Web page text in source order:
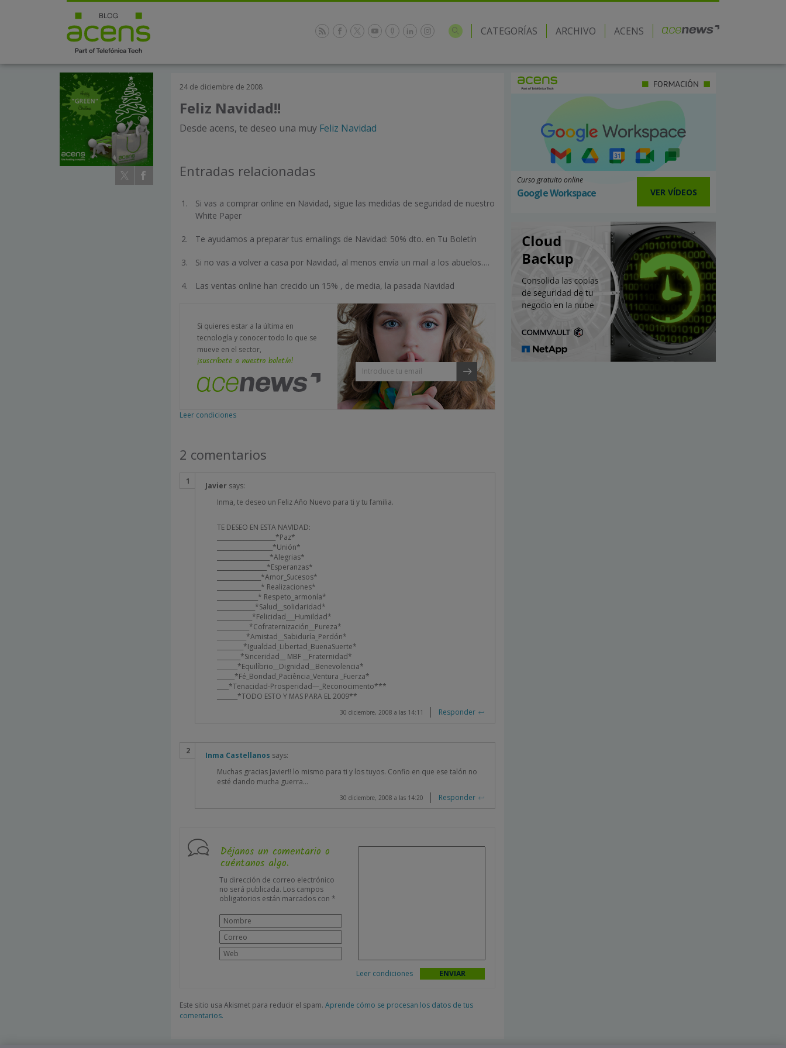
CATEGORÍAS ARCHIVO ACENS
24 de diciembre de 2008
Feliz Navidad!!
Desde acens, te deseo una muy Feliz Navidad
Entradas relacionadas
Si vas a comprar online en Navidad, sigue las medidas de seguridad de nuestro
White Paper
Te ayudamos a preparar tus emailings de Navidad: 50% dto. en Tu Boletín
Si no vas a volver a casa por Navidad, al menos envía un mail a los abuelos….
Las ventas online han crecido un 15% , de media, la pasada Navidad
Si quieres estar a la última en
tecnología y conocer todo lo que se
mueve en el sector,
¡suscríbete a nuestro boletín!
Leer condiciones
2 comentarios
Javier says:
30 diciembre, 2008 a las 14:11
Inma, te deseo un Feliz Año Nuevo para ti y tu familia.
TE DESEO EN ESTA NAVIDAD:
____________________*Paz*
___________________*Unión*
__________________*Alegrias*
_________________*Esperanzas*
_______________*Amor_Sucesos*
_______________* Realizaciones*
______________* Respeto_armonía*
_____________*Salud__solidaridad*
____________*Felicidad___Humildad*
___________*Cofraternización__Pureza*
__________*Amistad__Sabiduría_Perdón*
_________*Igualdad_Libertad_BuenaSuerte*
________*Sinceridad__ MBF __Fraternidad*
_______*Equilíbrio__Dignidad__Benevolencia*
______*Fé_Bondad_Paciência_Ventura _Fuerza*
____*Tenacidad-Prosperidad—_Reconocimento***
_______*TODO ESTO Y MAS PARA EL 2009**
Responder
Inma Castellanos says:
30 diciembre, 2008 a las 14:20
Muchas gracias Javier!! lo mismo para ti y los tuyos. Confio en que ese talón no
esté dando mucha guerra…
Responder
Déjanos un comentario o
cuéntanos algo.
Tu dirección de correo electrónico
no será publicada. Los campos
obligatorios están marcados con *
Leer condiciones
Este sitio usa Akismet para reducir el spam. Aprende cómo se procesan los datos de tus
comentarios.
Curso gratuito online
Google Workspace VER VÍDEOS